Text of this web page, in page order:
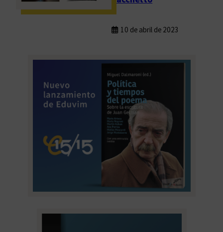
10 de abril de 2023